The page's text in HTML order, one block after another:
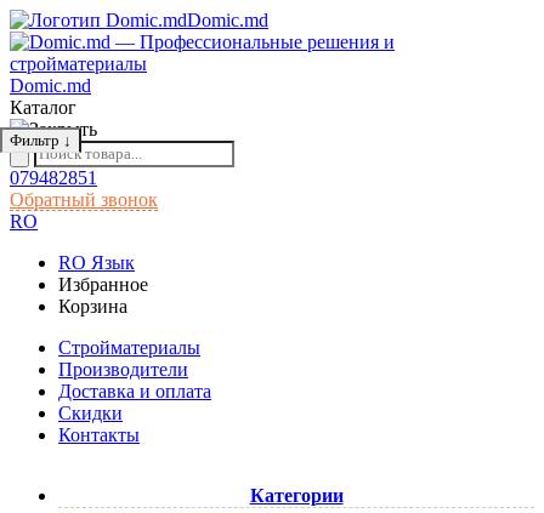
Domic.md
Domic.md
Каталог
079482851
Обратный звонок
RO
RO Язык
Избранное
Корзина
Cтройматериалы
Производители
Доставка и оплата
Скидки
Контакты
Категории
Фильтр ↓